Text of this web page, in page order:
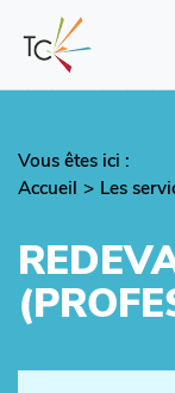
contenu
principal
Vous êtes ici :
Fil
Accueil Les